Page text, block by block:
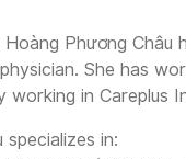
Hoàng Phương Châu
She has
working in Careplus
specializes in: